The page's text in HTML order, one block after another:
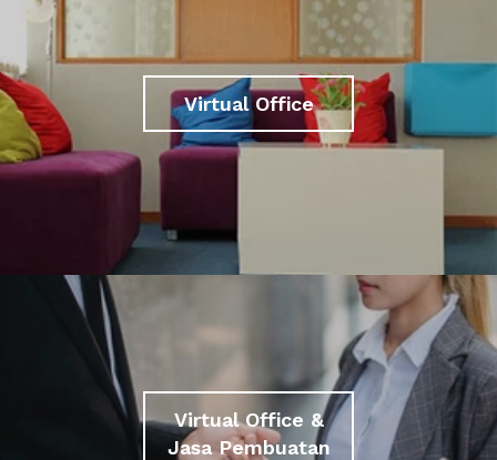
Virtual Office
Virtual Office &
Jasa Pembuatan